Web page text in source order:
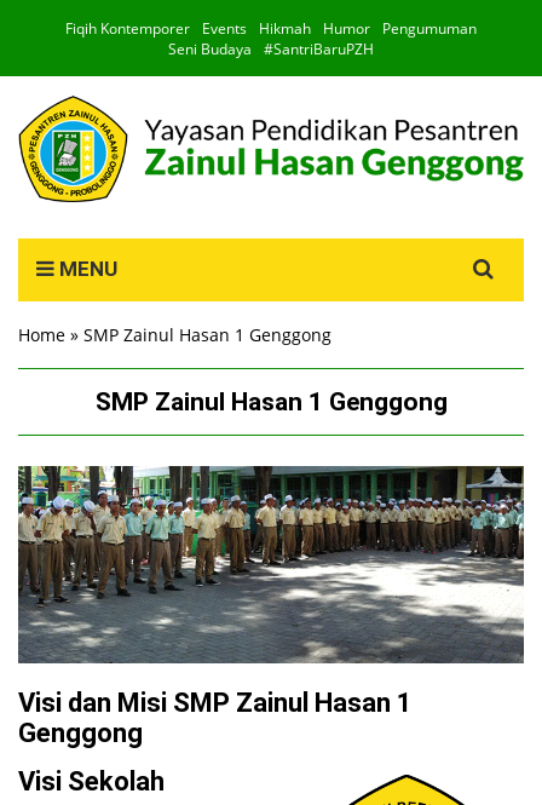
Fiqih Kontemporer Events Hikmah Humor
Pengumuman
Seni Budaya
#SantriBaruPZH
MENU
for:
Home » SMP Zainul Hasan 1 Genggong
SMP Zainul Hasan 1 Genggong
Visi dan Misi SMP Zainul Hasan 1
Genggong
Visi Sekolah